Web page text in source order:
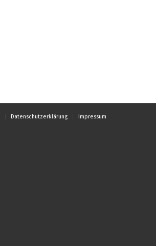
Datenschutzerklärung Impressum